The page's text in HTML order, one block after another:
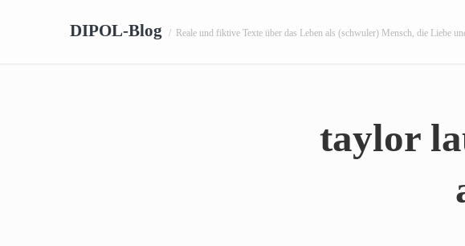
DIPOL-Blog / Reale und fiktive Texte über das Leben als (schwuler) Mensch, die Liebe
taylor